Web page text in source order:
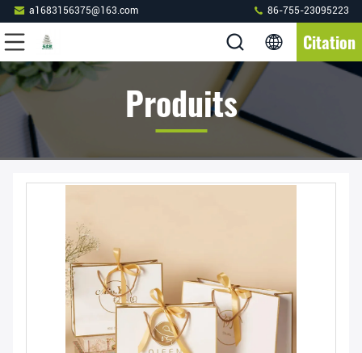
a1683156375@163.com 86-755-23095223
Citation
Produits